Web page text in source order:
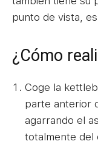
punto de vista,
¿Cómo
Coge la
parte anterior
agarrando el
totalmente del